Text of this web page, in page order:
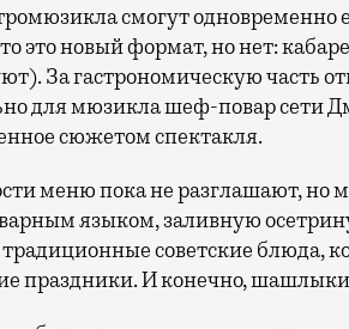
смогут
это новый формат, но нет:
За гастрономическую часть
для мюзикла шеф-повар сети
сюжетом спектакля.
меню пока не разглашают, но
языком, заливную
советские блюда,
праздники. И конечно,